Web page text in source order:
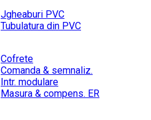
Jgheaburi PVC
Tubulatura din PVC
Cofrete
Comanda & semnaliz.
Intr. modulare
Masura & compens. ER